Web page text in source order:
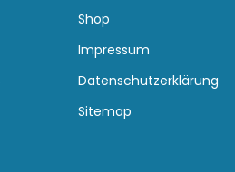
Shop
Impressum
Datenschutzerklärung
Sitemap